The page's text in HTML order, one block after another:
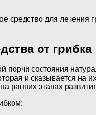
средство для лечения
от грибка
порчи состояния
и сказывается на
ранних этапах